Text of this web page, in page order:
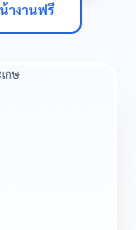
างานฟรี